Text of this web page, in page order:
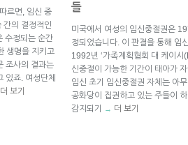
르면, 임신 중
간의 결정적인
수정되는 순간
생명을 지키고
조사의 결과는
있죠. 여성단체
더 보기
들
미국에서 여성의 임신중절권은
정되었습니다. 이 판결을 통해 임
1992년 ‘가족계획협회 대 케이
신중절이 가능한 기간이 태아가
임신 초기 임신중절권 자체는 아
공화당이 집권하고 있는 주들이
감지되기
→ 더 보기